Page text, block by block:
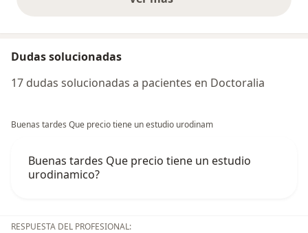
opiniones anteriores
Dudas solucionadas
17 dudas solucionadas a pacientes en Doctoralia
Buenas tardes Que precio tiene un estudio urodinam
Buenas tardes Que precio tiene un estudio
urodinamico?
RESPUESTA DEL PROFESIONAL: